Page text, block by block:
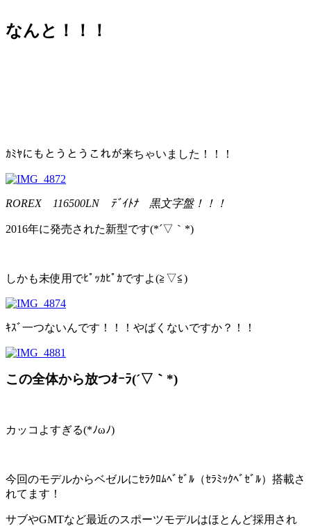
なんと！！！
ｶﾐﾔにもとうとうこれが来ちゃいました！！！
ROREX 116500LN ﾃﾞｲﾄﾅ 黒文字盤！！！
2016年に発売された新型です(*´▽｀*)
しかも未使用でﾋﾟｯｶﾋﾟｶですよ(≧▽≦)
ｷｽﾞ一つないんです！！！やばくないですか？！！
この全体から放つｵｰﾗ(´▽｀*)
カッコよすぎる(*ﾉωﾉ)
今回のモデルからベゼルにｾﾗｸﾛﾑﾍﾞｾﾞﾙ（ｾﾗﾐｯｸﾍﾞｾﾞﾙ）搭載さ
れてます！
サブやGMTなど最近のスポーツモデルはほとんど採用され